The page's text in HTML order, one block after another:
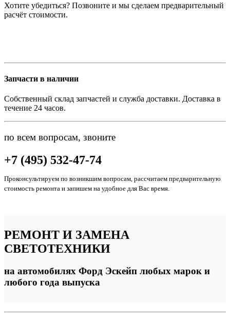
Хотите убедиться? Позвоните и мы сделаем предварительный
расчёт стоимости.
Запчасти в наличии
Собственный склад запчастей и служба доставки. Доставка в
течение 24 часов.
по всем вопросам, звоните
+7 (495) 532-47-74
Проконсультируем по возникшим вопросам, рассчитаем предварительную
стоимость ремонта и запишем на удобное для Вас время.
РЕМОНТ И ЗАМЕНА
СВЕТОТЕХНИКИ
на автомобилях Форд Эскейп любых марок и
любого года выпуска